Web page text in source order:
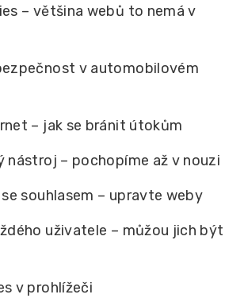
– většina webů to nemá v
v automobilovém
– jak se bránit útokům
nástroj – pochopíme až v nouzi
souhlasem – upravte weby
uživatele – můžou jich být
v prohlížeči